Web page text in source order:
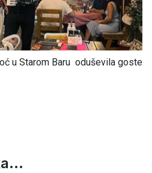
u Starom Baru oduševila goste